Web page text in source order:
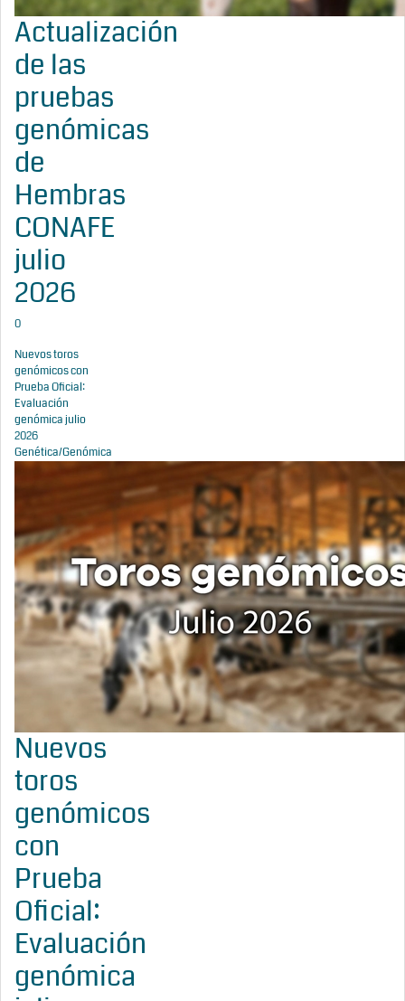
Actualización
de las
pruebas
genómicas
de
Hembras
CONAFE
julio
2026
0
Nuevos toros
genómicos con
Prueba Oficial:
Evaluación
genómica julio
2026
Genética/Genómica
Nuevos
toros
genómicos
con
Prueba
Oficial:
Evaluación
genómica